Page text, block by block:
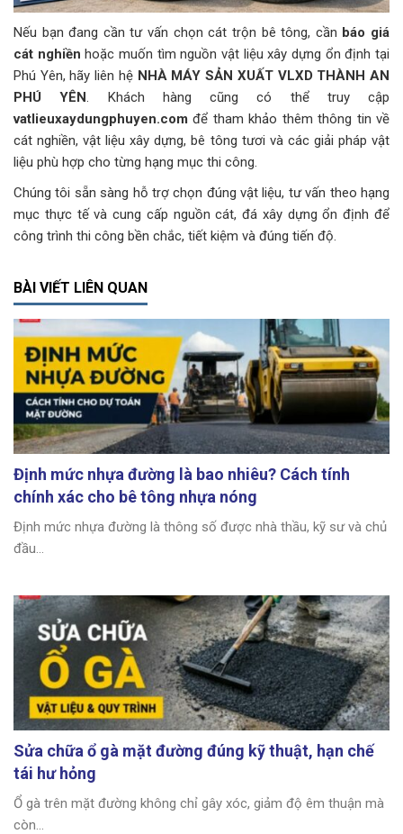
Nếu bạn đang cần tư vấn chọn cát trộn bê tông, cần báo giá
cát nghiền hoặc muốn tìm nguồn vật liệu xây dựng ổn định tại
Phú Yên, hãy liên hệ NHÀ MÁY SẢN XUẤT VLXD THÀNH AN
PHÚ YÊN. Khách hàng cũng có thể truy cập
vatlieuxaydungphuyen.com để tham khảo thêm thông tin về
cát nghiền, vật liệu xây dựng, bê tông tươi và các giải pháp vật
liệu phù hợp cho từng hạng mục thi công.
Chúng tôi sẵn sàng hỗ trợ chọn đúng vật liệu, tư vấn theo hạng
mục thực tế và cung cấp nguồn cát, đá xây dựng ổn định để
công trình thi công bền chắc, tiết kiệm và đúng tiến độ.
BÀI VIẾT LIÊN QUAN
Định mức nhựa đường là bao nhiêu? Cách tính
chính xác cho bê tông nhựa nóng
Định mức nhựa đường là thông số được nhà thầu, kỹ sư và chủ
đầu...
Sửa chữa ổ gà mặt đường đúng kỹ thuật, hạn chế
tái hư hỏng
Ổ gà trên mặt đường không chỉ gây xóc, giảm độ êm thuận mà
còn...